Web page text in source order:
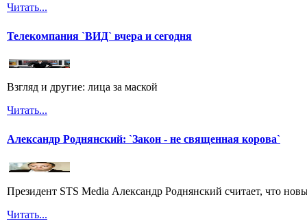
Читать...
Телекомпания `ВИД` вчера и сегодня
Взгляд и другие: лица за маской
Читать...
Александр Роднянский: `Закон - не священная корова`
Президент STS Media Александр Роднянский считает, что
Читать...